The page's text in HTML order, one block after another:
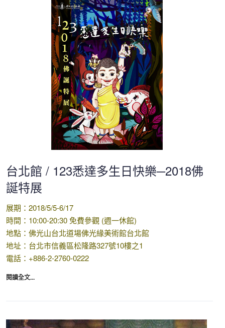
台北館 / 123悉達多生日快樂─2018佛
誕特展
展期：2018/5/5-6/17
時間：10:00-20:30 免費參觀 (週一休館)
地點：佛光山台北道場佛光緣美術館台北館
地址：台北市信義區松隆路327號10樓之1
電話：+886-2-2760-0222
閱讀全文...